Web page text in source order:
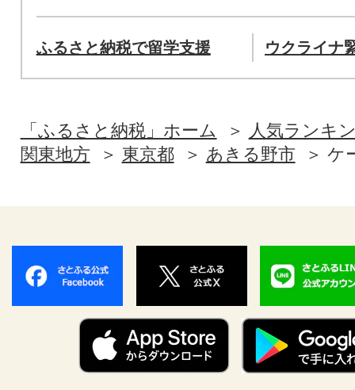
ふるさと納税で留学支援 ウクライナ
「ふるさと納税」ホーム
人気ランキ
関東地方
東京都 あきる野市 ケ